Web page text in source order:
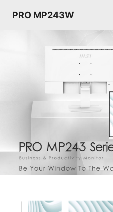
PRO MP243W